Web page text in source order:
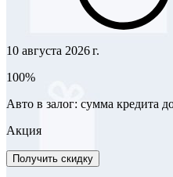
10 августа 2026 г.
100%
Авто в залог: сумма кредита
Акция
Получить скидку